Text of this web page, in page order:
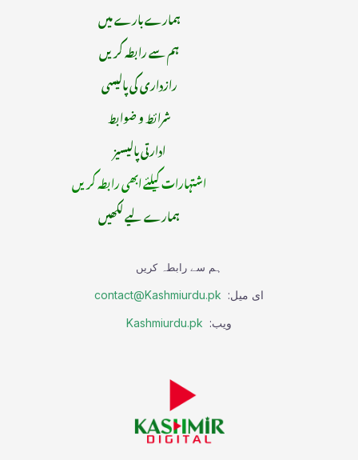
ہمارے بارے میں
ہم سے رابطہ کریں
رازداری کی پالیسی
شرائط و ضوابط
ادارتی پالیسیز
اشتہارات کیلئے ابھی رابطہ کریں
ہمارے لیے لکھیں
ہم سے رابطہ کریں
ای میل: contact@Kashmiurdu.pk
ویب: Kashmiurdu.pk